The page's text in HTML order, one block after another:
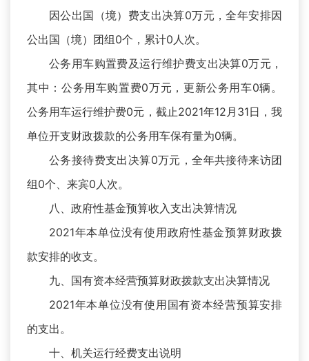
因公出国（境）费支出决算0万元，全年安排因
公出国（境）团组0个，累计0人次。
公务用车购置费及运行维护费支出决算0万元，
其中：公务用车购置费0万元，更新公务用车0辆。
公务用车运行维护费0元，截止2021年12月31日，我
单位开支财政拨款的公务用车保有量为0辆。
公务接待费支出决算0万元，全年共接待来访团
组0个、来宾0人次。
八、政府性基金预算收入支出决算情况
2021年本单位没有使用政府性基金预算财政拨
款安排的收支。
九、国有资本经营预算财政拨款支出决算情况
2021年本单位没有使用国有资本经营预算安排
的支出。
十、机关运行经费支出说明